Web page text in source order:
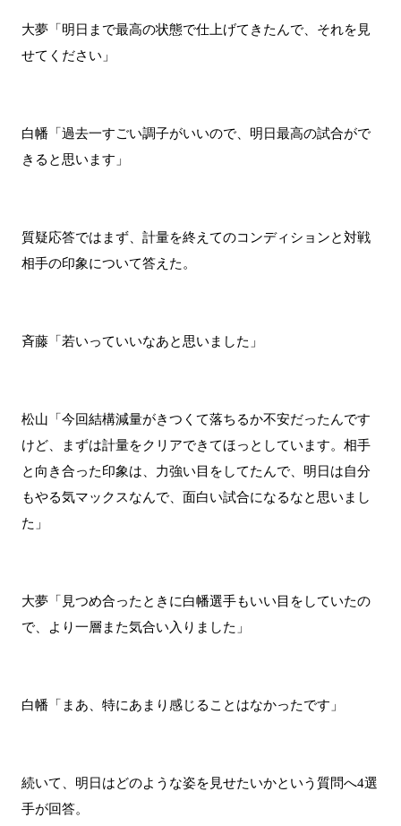
大夢「明日まで最高の状態で仕上げてきたんで、それを見
せてください」
白幡「過去一すごい調子がいいので、明日最高の試合がで
きると思います」
質疑応答ではまず、計量を終えてのコンディションと対戦
相手の印象について答えた。
斉藤「若いっていいなあと思いました」
松山「今回結構減量がきつくて落ちるか不安だったんです
けど、まずは計量をクリアできてほっとしています。相手
と向き合った印象は、力強い目をしてたんで、明日は自分
もやる気マックスなんで、面白い試合になるなと思いまし
た」
大夢「見つめ合ったときに白幡選手もいい目をしていたの
で、より一層また気合い入りました」
白幡「まあ、特にあまり感じることはなかったです」
続いて、明日はどのような姿を見せたいかという質問へ4選
手が回答。